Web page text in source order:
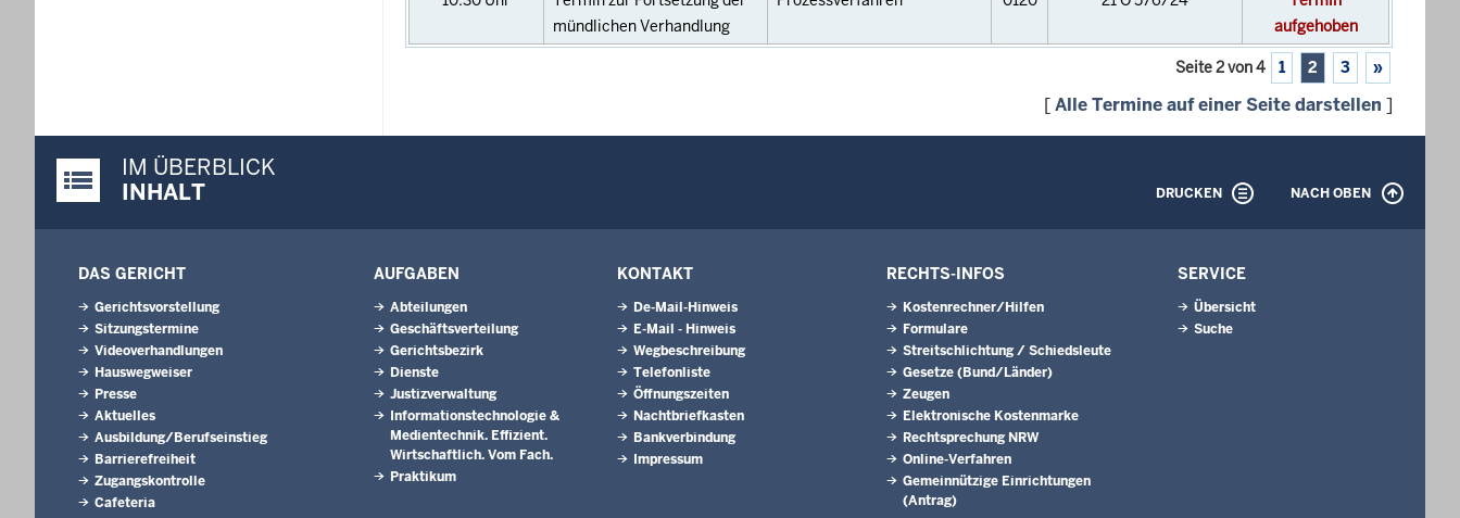
mündlichen Verhandlung
aufgehoben
Seite 2 von 4 1 2 3 »
[Alle Termine auf einer Seite darstellen ]
Justiz-Portal im Überblick:
IM ÜBERBLICK
INHALT
DRUCKEN NACH OBEN
DAS GERICHT
Gerichtsvorstellung
Sitzungstermine
Videoverhandlungen
Hauswegweiser
Presse
Aktuelles
Ausbildung/Berufseinstieg
Barrierefreiheit
Zugangskontrolle
Cafeteria
AUFGABEN
Abteilungen
Geschäftsverteilung
Gerichtsbezirk
Dienste
Justizverwaltung
Informationstechnologie &
Medientechnik. Effizient.
Wirtschaftlich. Vom Fach.
Praktikum
KONTAKT
De-Mail-Hinweis
E-Mail - Hinweis
Wegbeschreibung
Telefonliste
Öffnungszeiten
Nachtbriefkasten
Bankverbindung
Impressum
RECHTS-INFOS
Kostenrechner/Hilfen
Formulare
Streitschlichtung / Schiedsleute
Gesetze (Bund/Länder)
Zeugen
Elektronische Kostenmarke
Rechtsprechung NRW
Online-Verfahren
Gemeinnützige Einrichtungen
(Antrag)
SERVICE
Übersicht
Suche